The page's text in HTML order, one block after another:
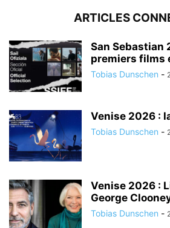
ARTICLES
San Sebastian
premiers films
Tobias Dunschen -
Venise 2026 :
Tobias Dunschen -
Venise 2026 :
George
Tobias Dunschen -